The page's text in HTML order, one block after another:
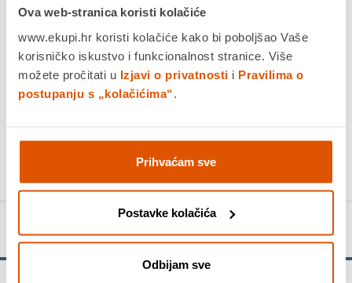
Ova web-stranica koristi kolačiće
www.ekupi.hr koristi kolačiće kako bi poboljšao Vaše
korisničko iskustvo i funkcionalnost stranice. Više
možete pročitati u Izjavi o privatnosti i Pravilima o
postupanju s „kolačićima“
Prihvaćam sve
Postavke kolačića
Odbijam sve
jednokratno i na rate
KUPITE ODMAH